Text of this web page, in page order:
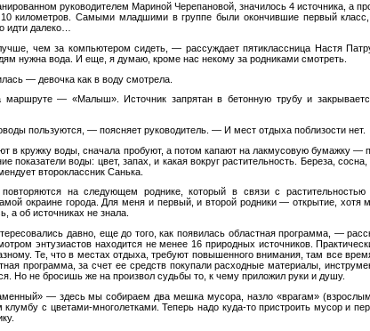
руководителем Мариной Черепановой, значилось 4 источника, а
10 километров. Самыми младшими в группе были окончившие первый
идти далеко…
чем за компьютером сидеть, — рассуждает пятиклассница Настя
нужна вода. И еще, я думаю, кроме нас некому за родниками смотреть.
— девочка как в воду смотрела.
маршруте — «Малыш». Источник запрятан в бетонную трубу и
пользуются, — поясняет руководитель. — И мест отдыха поблизости нет.
в кружку воды, сначала пробуют, а потом капают на лакмусовую бумажку —
показатели воды: цвет, запах, и какая вокруг растительность. Береза,
второклассник Санька.
на следующем роднике, который в связи с растительностью
окраине города. Для меня и первый, и второй родники — открытие,
а об источниках не знала.
давно, еще до того, как появилась областная программа, —
энтузиастов находится не менее 16 природных источников.
Те, что в местах отдыха, требуют повышенного внимания, там все
программа, за счет ее средств покупали расходные материалы,
Но не бросишь же на произвол судьбы то, к чему приложил руки и душу.
— здесь мы собираем два мешка мусора, назло «врагам»
с цветами-многолетками. Теперь надо куда-то пристроить мусор и